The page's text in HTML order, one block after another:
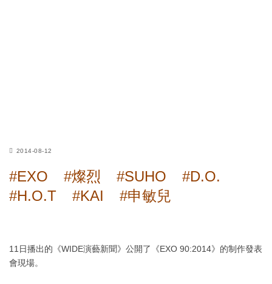
2014-08-12
#EXO #燦烈 #SUHO
#D.O.
#H.O.T
#KAI #申敏兒
11日播出的《WIDE演藝新聞》公開了《EXO 90:2014》的制作發表
會現場。